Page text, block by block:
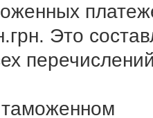
Это